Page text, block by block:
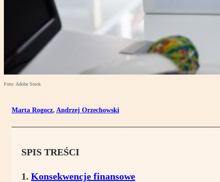
Foto: Adobe Stock
Marta Rogocz, Andrzej Orzechowski
SPIS TREŚCI
Konsekwencje finansowe